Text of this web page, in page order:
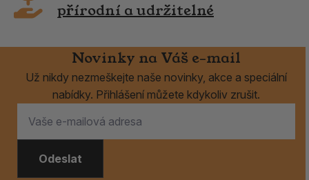
přírodní a udržitelné
Novinky na Váš e-mail
Už nikdy nezmeškejte naše novinky, akce a speciální
nabídky. Přihlášení můžete kdykoliv zrušit.
Odeslat